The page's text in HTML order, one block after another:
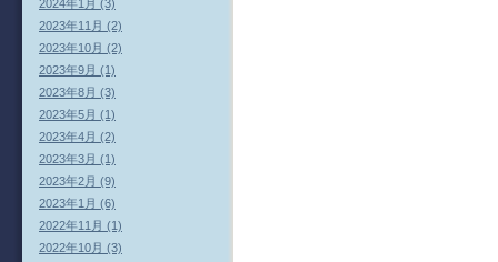
2024年1月 (3)
2023年11月 (2)
2023年10月 (2)
2023年9月 (1)
2023年8月 (3)
2023年5月 (1)
2023年4月 (2)
2023年3月 (1)
2023年2月 (9)
2023年1月 (6)
2022年11月 (1)
2022年10月 (3)